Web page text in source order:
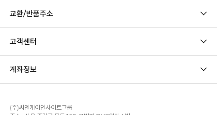
교환/반품주소
고객센터
계좌정보
(주)씨엔케이인사이트그룹